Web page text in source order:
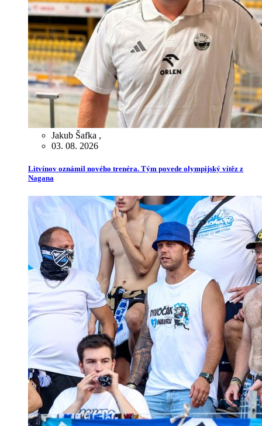
Jakub Šafka ,
03. 08. 2026
Litvínov oznámil nového trenéra. Tým povede olympijský vítěz z
Nagana